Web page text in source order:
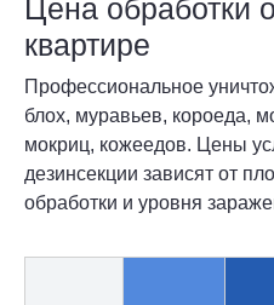
Цена обработки
квартире
Профессиональное
блох, муравьев, короеда,
мокриц, кожеедов. Цены
дезинсекции зависят от
обработки и уровня